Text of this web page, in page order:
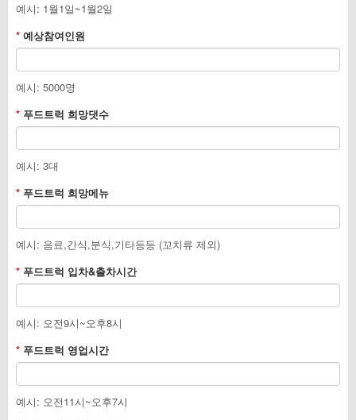
예시: 1월1일~1월2일
* 예상참여인원
예시: 5000명
* 푸드트럭 희망댓수
예시: 3대
* 푸드트럭 희망메뉴
예시: 음료,간식,분식,기타등등 (꼬치류 제외)
* 푸드트럭 입차&출차시간
예시: 오전9시~오후8시
* 푸드트럭 영업시간
예시: 오전11시~오후7시